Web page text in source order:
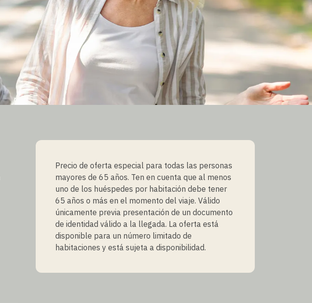
Precio de oferta especial para todas las personas
mayores de 65 años. Ten en cuenta que al menos
uno de los huéspedes por habitación debe tener
65 años o más en el momento del viaje. Válido
únicamente previa presentación de un documento
de identidad válido a la llegada. La oferta está
disponible para un número limitado de
habitaciones y está sujeta a disponibilidad.